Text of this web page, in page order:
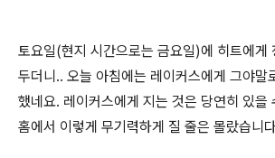
토요일(현지 시간으로는 금요일)에 히트에게
두더니.. 오늘 아침에는 레이커스에게 그야말
했네요. 레이커스에게 지는 것은 당연히 있을
홈에서 이렇게 무기력하게 질 줄은 몰랐습니